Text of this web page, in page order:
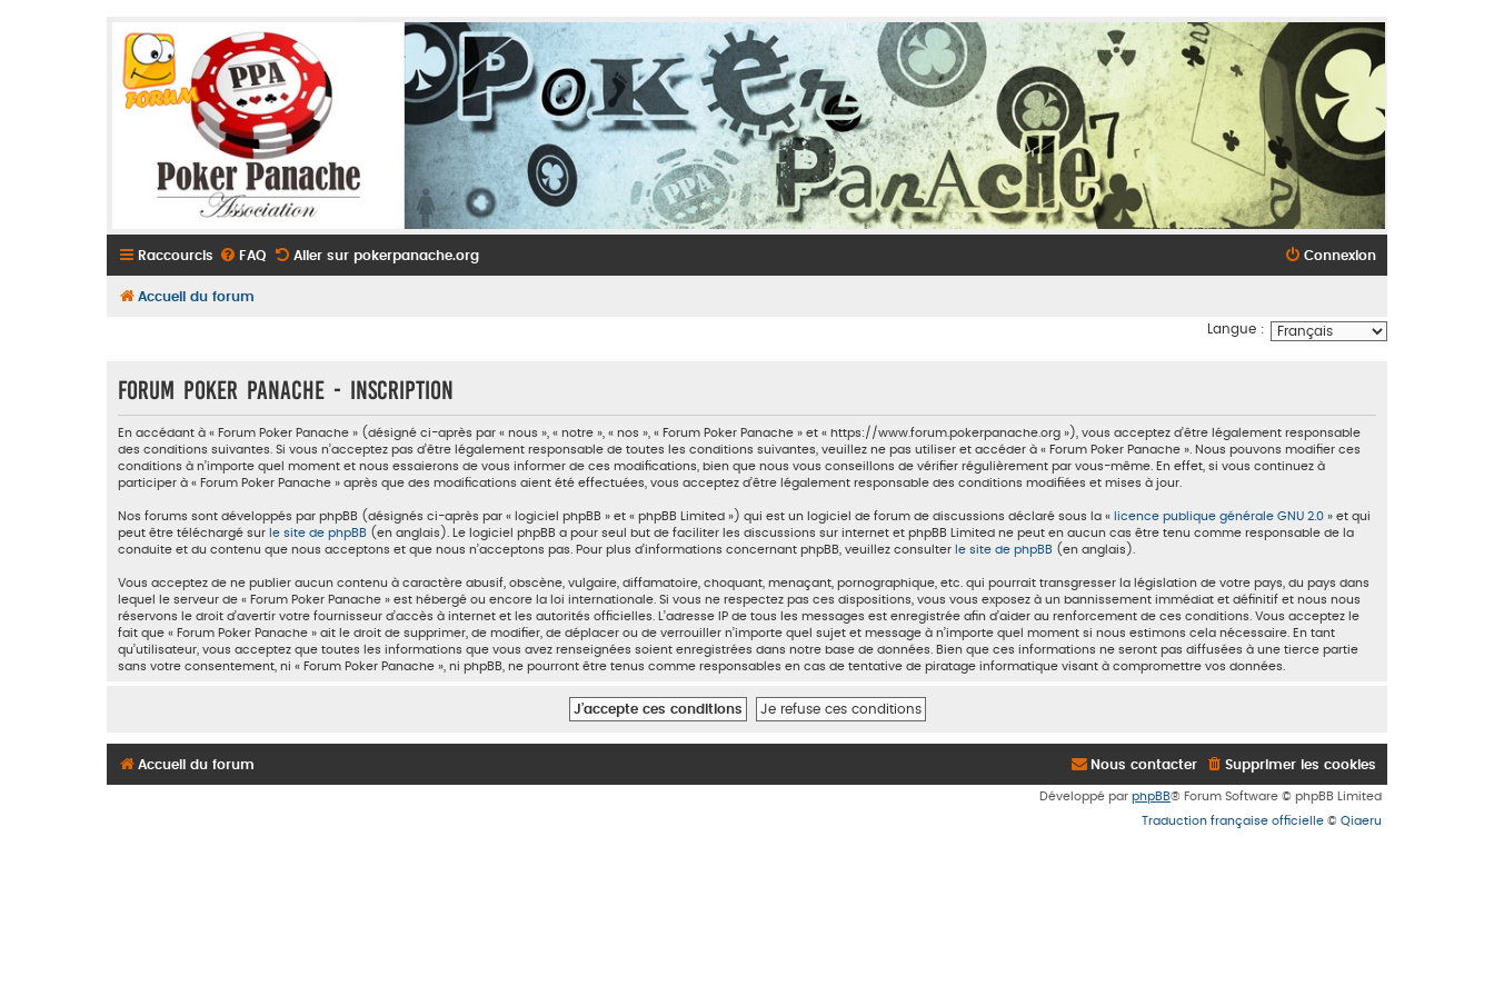
Raccourcis FAQ Aller sur pokerpanache.org Connexion
Accueil du forum
Langue :
Forum Poker Panache - Inscription
En accédant à « Forum Poker Panache » (désigné ci-après par « nous », « notre », « nos », « Forum Poker Panache » et « https://www.forum.pokerpanache.org »), vous acceptez d’être légalement responsable
des conditions suivantes. Si vous n’acceptez pas d’être légalement responsable de toutes les conditions suivantes, veuillez ne pas utiliser et accéder à « Forum Poker Panache ». Nous pouvons modifier ces
conditions à n’importe quel moment et nous essaierons de vous informer de ces modifications, bien que nous vous conseillons de vérifier régulièrement par vous-même. En effet, si vous continuez à
participer à « Forum Poker Panache » après que des modifications aient été effectuées, vous acceptez d’être légalement responsable des conditions modifiées et mises à jour.
Nos forums sont développés par phpBB (désignés ci-après par « logiciel phpBB » et « phpBB Limited ») qui est un logiciel de forum de discussions déclaré sous la « licence publique générale GNU 2.0 » et qui
peut être téléchargé sur le site de phpBB (en anglais). Le logiciel phpBB a pour seul but de faciliter les discussions sur internet et phpBB Limited ne peut en aucun cas être tenu comme responsable de la
conduite et du contenu que nous acceptons et que nous n’acceptons pas. Pour plus d’informations concernant phpBB, veuillez consulter le site de phpBB (en anglais).
Vous acceptez de ne publier aucun contenu à caractère abusif, obscène, vulgaire, diffamatoire, choquant, menaçant, pornographique, etc. qui pourrait transgresser la législation de votre pays, du pays dans
lequel le serveur de « Forum Poker Panache » est hébergé ou encore la loi internationale. Si vous ne respectez pas ces dispositions, vous vous exposez à un bannissement immédiat et définitif et nous nous
réservons le droit d’avertir votre fournisseur d’accès à internet et les autorités officielles. L’adresse IP de tous les messages est enregistrée afin d’aider au renforcement de ces conditions. Vous acceptez le
fait que « Forum Poker Panache » ait le droit de supprimer, de modifier, de déplacer ou de verrouiller n’importe quel sujet et message à n’importe quel moment si nous estimons cela nécessaire. En tant
qu’utilisateur, vous acceptez que toutes les informations que vous avez renseignées soient enregistrées dans notre base de données. Bien que ces informations ne seront pas diffusées à une tierce partie
sans votre consentement, ni « Forum Poker Panache », ni phpBB, ne pourront être tenus comme responsables en cas de tentative de piratage informatique visant à compromettre vos données.
Accueil du forum Supprimer les cookies
Nous contacter
Développé par phpBB® Forum Software © phpBB Limited
Traduction française officielle © Qiaeru